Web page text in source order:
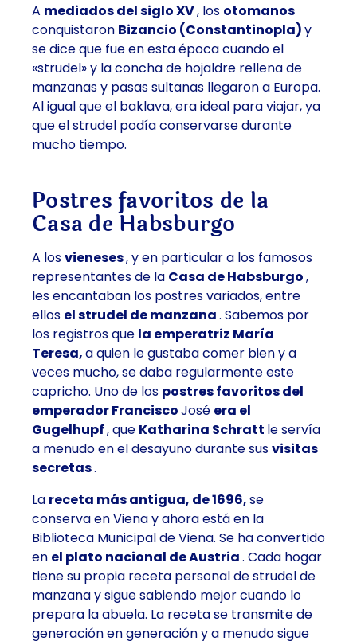
A mediados del siglo XV, los otomanos
conquistaron Bizancio (Constantinopla)y
se dice que fue en esta época cuando el
«strudel» y la concha de hojaldre rellena de
manzanas y pasas sultanas llegaron a Europa.
Al igual que el baklava, era ideal para viajar, ya
que el strudel podía conservarse durante
mucho tiempo.
Postres favoritos de la
Casa de Habsburgo
A losvieneses, y en particular a los famosos
representantes de la Casa de Habsburgo,
les encantaban los postres variados, entre
ellos el strudel de manzana. Sabemos por
los registros que la emperatriz María
Teresa,a quien le gustaba comer bien y a
veces mucho, se daba regularmente este
capricho. Uno de los postres favoritosdel
emperador FranciscoJosé era el
Gugelhupf, que Katharina Schratt le servía
a menudo en el desayuno durante susvisitas
secretas.
La receta más antigua, de 1696,se
conserva en Viena y ahora está en la
Biblioteca Municipal de Viena. Se ha convertido
en el plato nacional de Austria. Cada hogar
tiene su propia receta personal de strudel de
manzana y sigue sabiendo mejor cuando lo
prepara la abuela. La receta se transmite de
generación en generación y a menudo sigue